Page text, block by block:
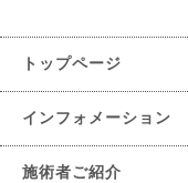
トップページ
インフォメーション
施術者ご紹介